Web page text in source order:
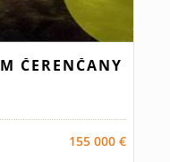
ČERENČANY
155 000 €